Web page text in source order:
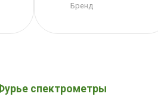
Бренд
спектрометры